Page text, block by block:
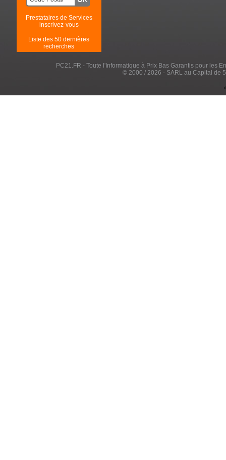
Prestataires de Services
inscrivez-vous
Liste des 50 dernières
recherches
PC21.FR - Toute l'Informatique à Prix Bas Garantis pour les
© 2000 / 2026 - SARL au Capital de